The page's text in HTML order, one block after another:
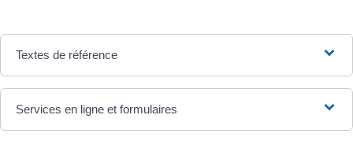
Textes de référence
Services en ligne et formulaires